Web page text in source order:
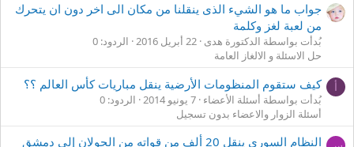
جواب ما هو الشيء الذى ينقلنا من مكان الى اخر دون ان يتحرك
من لعبة لغز وكلمة
بُدأت بواسطة الدكتورة هدى 22 أبريل 2016
الردود: 0
حل الاسئلة و الالغاز العامة
كيف ستقوم المنظومات الأرضية ينقل مباريات كأس العالم ؟؟
بُدأت بواسطة أسئلة الأعضاء 7 يونيو 2014
الردود: 0
أسئلة الزوار والاعضاء بدون تسجيل
النظام السوري ينقل 20 ألف من قواته من الجولان إلى دمشق